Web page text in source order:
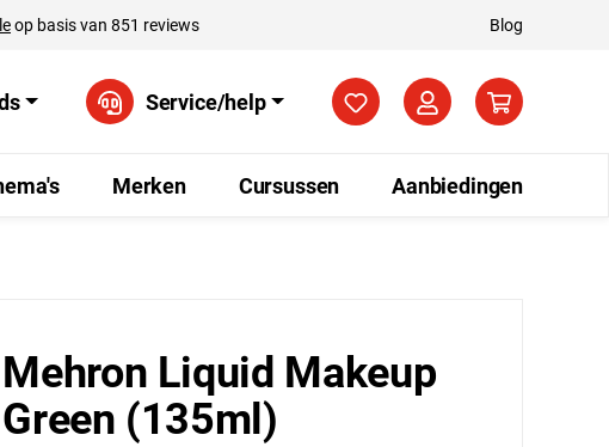
op basis van 851 reviews Blog
Service/help Je hebt 0 items op je
Merken Cursussen Aanbiedingen
Mehron Liquid Makeup
Green (135ml)